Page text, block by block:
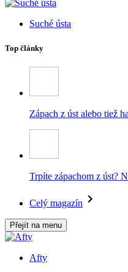
Suché ústa
Top články
Zápach z úst alebo tiež
Trpíte zápachom z úst?
Celý magazín
Přejít na menu
Afty